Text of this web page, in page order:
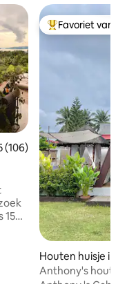
beoordeling van
(106)
15
Topfavoriet van
Favoriet van
Houten huisje in
Anthony's houten